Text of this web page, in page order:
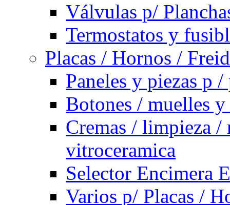
Válvulas p/
Termostatos y
Placas / Hornos /
Paneles y piezas p
Botones / muelles
Cremas / limpieza /
vitroceramica
Selector Encimera
Varios p/ Placas /